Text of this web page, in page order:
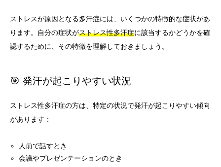
ストレスが原因となる多汗症には、いくつかの特徴的な症状があ
ります。自分の症状がストレス性多汗症に該当するかどうかを確
認するために、その特徴を理解しておきましょう。
🎯 発汗が起こりやすい状況
ストレス性多汗症の方は、特定の状況で発汗が起こりやすい傾向
があります：
人前で話すとき
会議やプレゼンテーションのとき